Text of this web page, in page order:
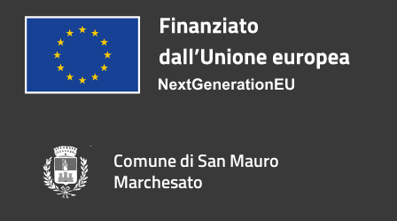
Comune di San Mauro
Marchesato